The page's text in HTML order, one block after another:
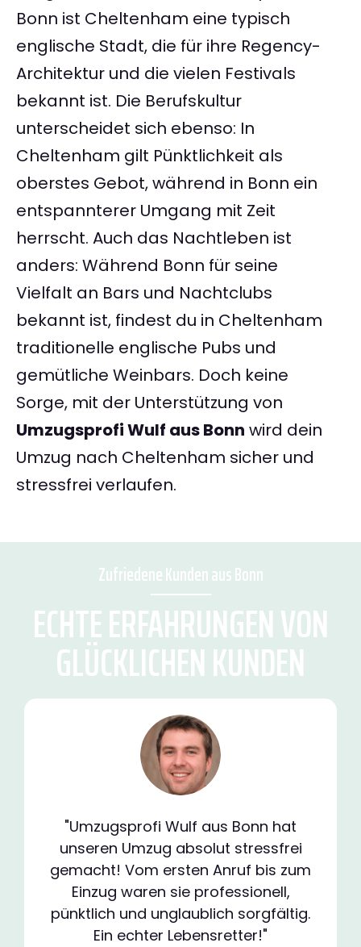
Bonn ist Cheltenham eine typisch
englische Stadt, die für ihre Regency-
Architektur und die vielen Festivals
bekannt ist. Die Berufskultur
unterscheidet sich ebenso: In
Cheltenham gilt Pünktlichkeit als
oberstes Gebot, während in Bonn ein
entspannterer Umgang mit Zeit
herrscht. Auch das Nachtleben ist
anders: Während Bonn für seine
Vielfalt an Bars und Nachtclubs
bekannt ist, findest du in Cheltenham
traditionelle englische Pubs und
gemütliche Weinbars. Doch keine
Sorge, mit der Unterstützung von
Umzugsprofi Wulf aus Bonn wird dein
Umzug nach Cheltenham sicher und
stressfrei verlaufen.
Zufriedene Kunden aus Bonn
ECHTE ERFAHRUNGEN VON
GLÜCKLICHEN KUNDEN
"Umzugsprofi Wulf aus Bonn hat
unseren Umzug absolut stressfrei
gemacht! Vom ersten Anruf bis zum
Einzug waren sie professionell,
pünktlich und unglaublich sorgfältig.
Ein echter Lebensretter!"